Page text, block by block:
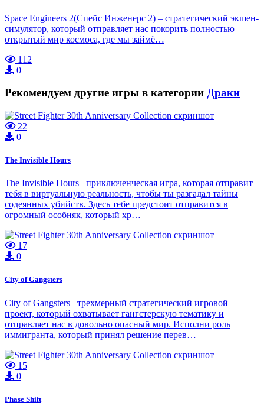
Space Engineers 2(Спейс Инженерс 2) – стратегический экшен-
симулятор, который отправляет нас покорить полностью
открытый мир космоса, где мы займё…
112
0
Рекомендуем другие игры в категории Драки
22
0
The Invisible Hours
The Invisible Hours– приключенческая игра, которая отправит
тебя в виртуальную реальность, чтобы ты разгадал тайны
содеянных убийств. Здесь тебе предстоит отправится в
огромный особняк, который хр…
17
0
City of Gangsters
City of Gangsters– трехмерный стратегический игровой
проект, который охватывает гангстерскую тематику и
отправляет нас в довольно опасный мир. Исполни роль
иммигранта, который принял решение перев…
15
0
Phase Shift